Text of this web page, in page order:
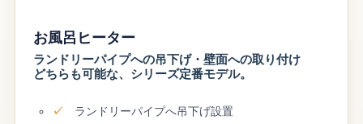
お風呂ヒーター
ランドリーパイプへの吊下げ・壁面への取り付け
どちらも可能な、シリーズ定番モデル。
ランドリーパイプへ吊下げ設置